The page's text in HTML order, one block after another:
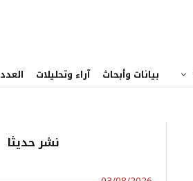
بيانات وأبحاث آراء وتحليلات العدد
نشر حديثا